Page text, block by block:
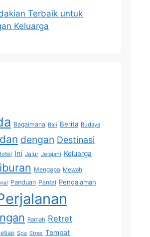
Terbaik untuk
Keluarga
Bagaimana Bali Berita Budaya
dan dengan Destinasi
Ini Jalur Jelajahi Keluarga
Mengapa Mewah
Panduan Pantai Pengalaman
Ramah Retret
Spa Stres Tempat